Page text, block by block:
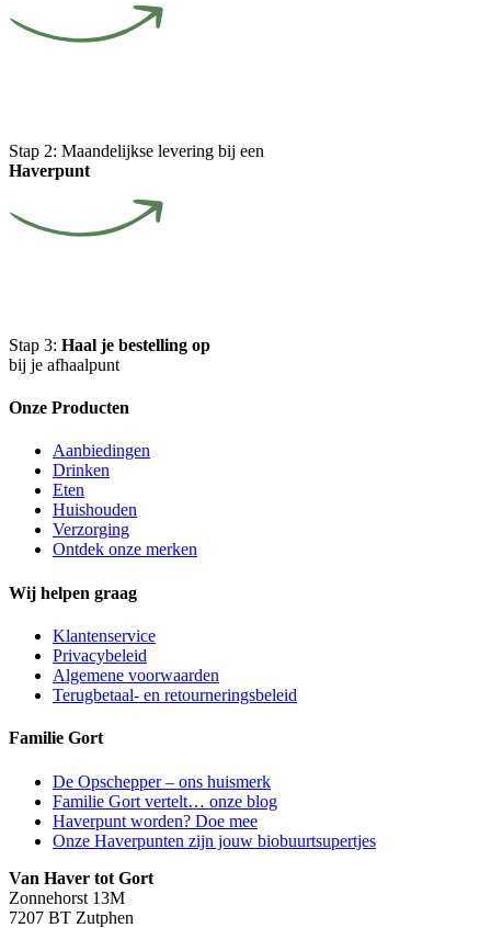
Stap 2: Maandelijkse levering bij een
Haverpunt
Stap 3: Haal je bestelling op
bij je afhaalpunt
Onze Producten
Aanbiedingen
Drinken
Eten
Huishouden
Verzorging
Ontdek onze merken
Wij helpen graag
Klantenservice
Privacybeleid
Algemene voorwaarden
Terugbetaal- en retourneringsbeleid
Familie Gort
De Opschepper – ons huismerk
Familie Gort vertelt… onze blog
Haverpunt worden? Doe mee
Onze Haverpunten zijn jouw biobuurtsupertjes
Van Haver tot Gort
Zonnehorst 13M
7207 BT Zutphen